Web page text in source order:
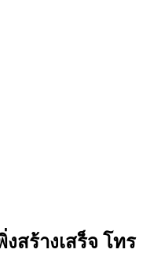
สร้างเสร็จ โทร